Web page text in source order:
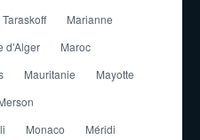
Taraskoff
Marianne
d'Alger
Maroc
Mauritanie
Mayotte
Monaco
Méridi